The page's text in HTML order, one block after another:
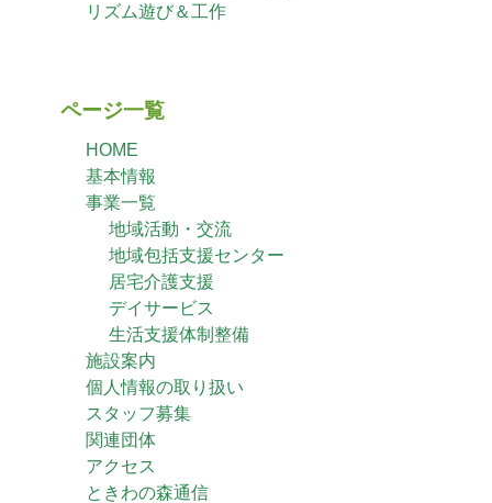
リズム遊び＆工作
ページ一覧
HOME
基本情報
事業一覧
地域活動・交流
地域包括支援センター
居宅介護支援
デイサービス
生活支援体制整備
施設案内
個人情報の取り扱い
スタッフ募集
関連団体
アクセス
ときわの森通信